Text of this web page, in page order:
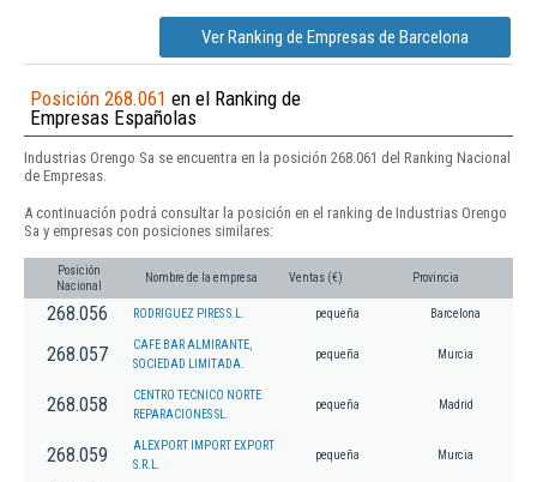
Ver Ranking de Empresas de Barcelona
Posición 268.061 en el Ranking de
Empresas Españolas
Industrias Orengo Sa se encuentra en la posición 268.061 del Ranking Nacional
de Empresas.
A continuación podrá consultar la posición en el ranking de Industrias Orengo
Sa y empresas con posiciones similares:
Posición
Nacional
Nombre de la empresa Ventas (€) Provincia
268.056 RODRIGUEZ PIRES S.L. pequeña Barcelona
268.057
CAFE BAR ALMIRANTE,
SOCIEDAD LIMITADA.
pequeña Murcia
268.058
CENTRO TECNICO NORTE
REPARACIONES SL.
pequeña Madrid
268.059
ALEXPORT IMPORT EXPORT
S.R.L.
pequeña Murcia